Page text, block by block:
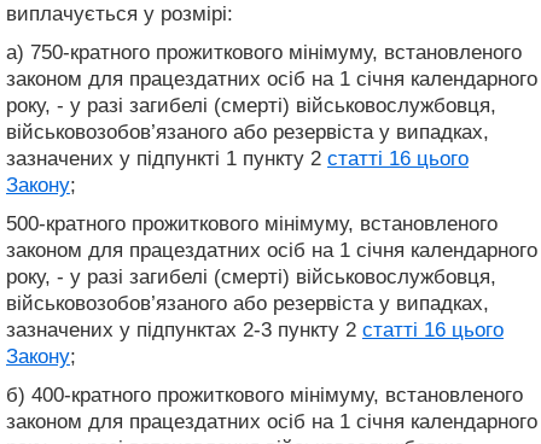
виплачується у розмірі:
а) 750-кратного прожиткового мінімуму, встановленого
законом для працездатних осіб на 1 січня календарного
року, - у разі загибелі (смерті) військовослужбовця,
військовозобов’язаного або резервіста у випадках,
зазначених у підпункті 1 пункту 2 статті 16 цього
Закону;
500-кратного прожиткового мінімуму, встановленого
законом для працездатних осіб на 1 січня календарного
року, - у разі загибелі (смерті) військовослужбовця,
військовозобов’язаного або резервіста у випадках,
зазначених у підпунктах 2-3 пункту 2 статті 16 цього
Закону;
б) 400-кратного прожиткового мінімуму, встановленого
законом для працездатних осіб на 1 січня календарного